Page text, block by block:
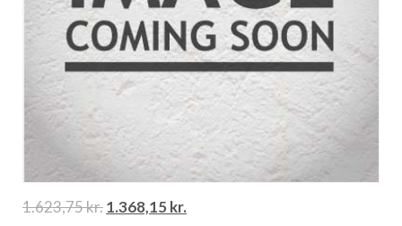
1.623,75kr.1.368,15kr.